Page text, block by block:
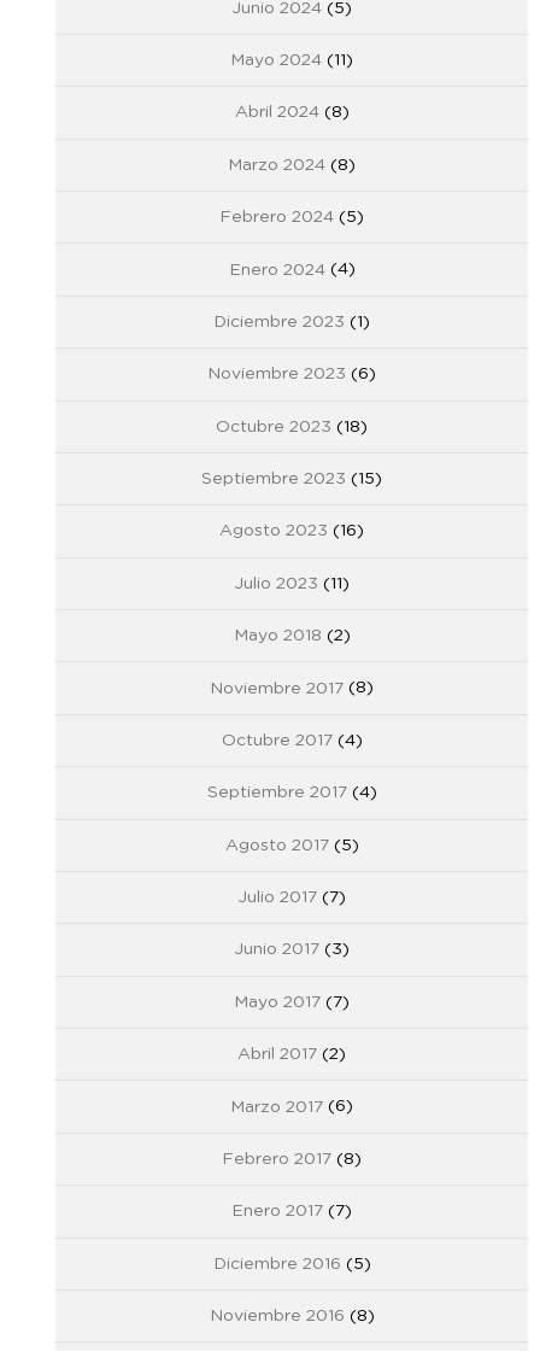
Junio 2024 (5)
Mayo 2024 (11)
Abril 2024(8)
Marzo 2024 (8)
Febrero 2024 (5)
Enero 2024(4)
Diciembre 2023 (1)
Noviembre 2023 (6)
Octubre 2023 (18)
Septiembre 2023 (15)
Agosto 2023 (16)
Julio 2023 (11)
Mayo 2018 (2)
Noviembre 2017 (8)
Octubre 2017(4)
Septiembre 2017(4)
Agosto 2017(5)
Julio 2017 (7)
Junio 2017 (3)
Mayo 2017 (7)
Abril 2017 (2)
Marzo 2017 (6)
Febrero 2017 (8)
Enero 2017 (7)
Diciembre 2016 (5)
Noviembre 2016 (8)